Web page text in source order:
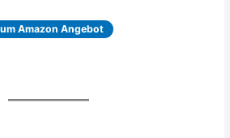
Ama­zon Angebot